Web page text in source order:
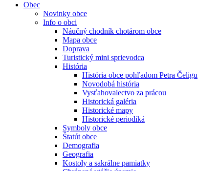
Obec
Novinky obce
Info o obci
Náučný chodník chotárom obce
Mapa obce
Doprava
Turistický mini sprievodca
História
História obce pohľadom Petra Čeligu
Novodobá história
Vysťahovalectvo za prácou
Historická galéria
Historické mapy
Historické periodiká
Symboly obce
Štatút obce
Demografia
Geografia
Kostoly a sakrálne pamiatky